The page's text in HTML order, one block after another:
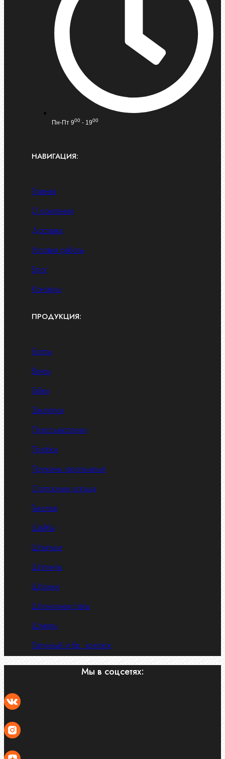
Пн-Пт 900 - 1900
НАВИГАЦИЯ:
Главная
О компании
Доставка
Условия работы
Блог
Контакты
ПРОДУКЦИЯ:
Болты
Винты
Гайки
Заклепки
Пресс-масленки
Пробки
Пружины тарельчатые
Стопорные кольца
Такелаж
Шайбы
Шпильки
Шплинты
Шпонки
Шпоночная сталь
Штифты
Латунный и бр. крепеж
Мы в соцсетях: